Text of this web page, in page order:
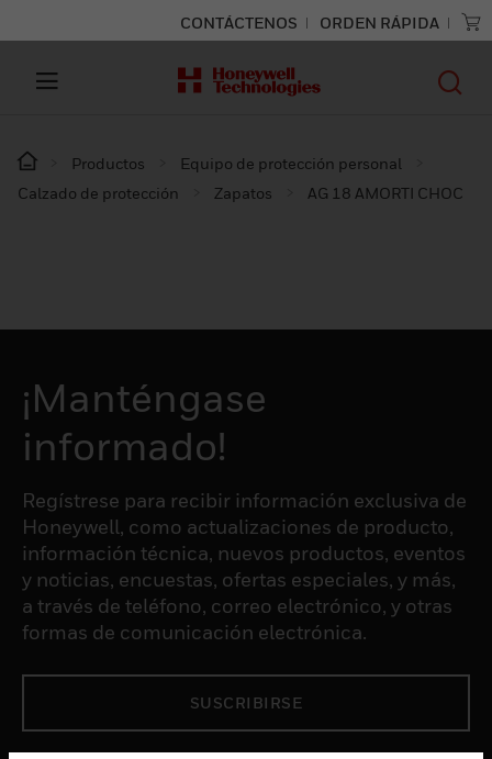
CONTÁCTENOS ORDEN RÁPIDA
Productos
Equipo de protección personal
Calzado de protección
Zapatos AG 18 AMORTI CHOC
¡Manténgase
informado!
Regístrese para recibir información exclusiva de
Honeywell, como actualizaciones de producto,
información técnica, nuevos productos, eventos
y noticias, encuestas, ofertas especiales, y más,
a través de teléfono, correo electrónico, y otras
formas de comunicación electrónica.
SUSCRIBIRSE